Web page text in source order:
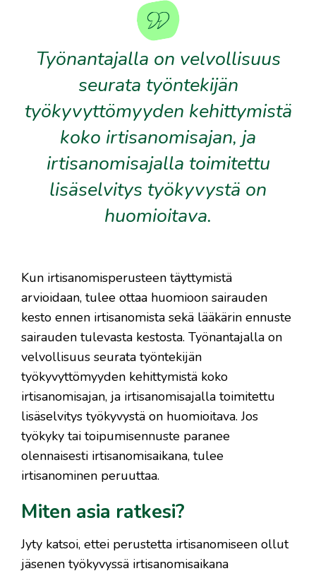
Työnantajalla on velvollisuus
seurata työntekijän
työkyvyttömyyden kehittymistä
koko irtisanomisajan, ja
irtisanomisajalla toimitettu
lisäselvitys työkyvystä on
huomioitava.
Kun irtisanomisperusteen täyttymistä
arvioidaan, tulee ottaa huomioon sairauden
kesto ennen irtisanomista sekä lääkärin ennuste
sairauden tulevasta kestosta. Työnantajalla on
velvollisuus seurata työntekijän
työkyvyttömyyden kehittymistä koko
irtisanomisajan, ja irtisanomisajalla toimitettu
lisäselvitys työkyvystä on huomioitava. Jos
työkyky tai toipumisennuste paranee
olennaisesti irtisanomisaikana, tulee
irtisanominen peruuttaa.
Miten asia ratkesi?
Jyty katsoi, ettei perustetta irtisanomiseen ollut
jäsenen työkyvyssä irtisanomisaikana